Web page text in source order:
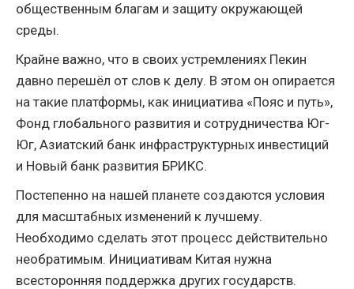
общественным благам и защиту окружающей
среды.
Крайне важно, что в своих устремлениях Пекин
давно перешёл от слов к делу. В этом он опирается
на такие платформы, как инициатива «Пояс и путь»,
Фонд глобального развития и сотрудничества Юг-
Юг, Азиатский банк инфраструктурных инвестиций
и Новый банк развития БРИКС.
Постепенно на нашей планете создаются условия
для масштабных изменений к лучшему.
Необходимо сделать этот процесс действительно
необратимым. Инициативам Китая нужна
всесторонняя поддержка других государств.